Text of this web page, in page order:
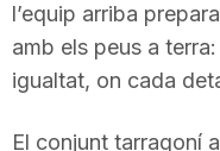
l’equip arriba
amb els peus a
igualtat, on cada
El conjunt tarragoní